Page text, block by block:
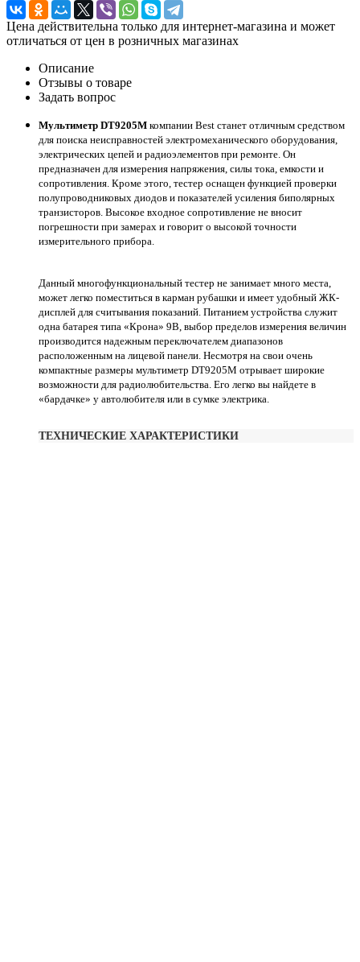
Цена действительна только для интернет-магазина и может
отличаться от цен в розничных магазинах
Описание
Отзывы о товаре
Задать вопрос
Мультиметр DT9205M компании Best станет отличным средством
для поиска неисправностей электромеханического оборудования,
электрических цепей и радиоэлементов при ремонте. Он
предназначен для измерения напряжения, силы тока, емкости и
сопротивления. Кроме этого, тестер оснащен функцией проверки
полупроводниковых диодов и показателей усиления биполярных
транзисторов. Высокое входное сопротивление не вносит
погрешности при замерах и говорит о высокой точности
измерительного прибора.
Данный многофункциональный тестер не занимает много места,
может легко поместиться в карман рубашки и имеет удобный ЖК-
дисплей для считывания показаний. Питанием устройства служит
одна батарея типа «Крона» 9В, выбор пределов измерения величин
производится надежным переключателем диапазонов
расположенным на лицевой панели. Несмотря на свои очень
компактные размеры мультиметр DT9205M отрывает широкие
возможности для радиолюбительства. Его легко вы найдете в
«бардачке» у автолюбителя или в сумке электрика.
ТЕХНИЧЕСКИЕ ХАРАКТЕРИСТИКИ